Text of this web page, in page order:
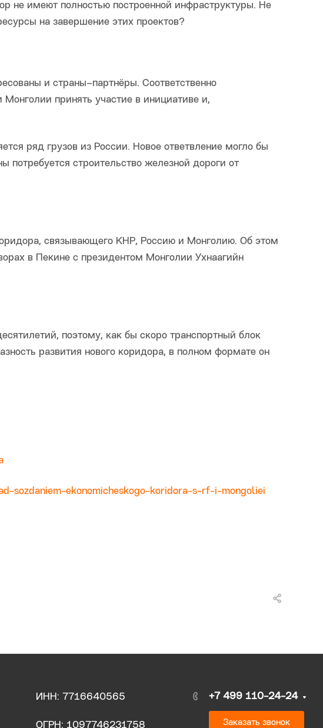
не имеют полностью построенной инфраструктуры. Не
на завершение этих проектов?
и страны–партнёры. Соответственно
принять участие в инициативе и,
ряд грузов из России. Новое ответвление могло бы
потребуется строительство железной дороги от
связывающего КНР, Россию и Монголию. Об этом
в Пекине с президентом Монголии Ухнаагийн
поэтому, как бы скоро транспортный блок
развития нового коридора, в полном формате он
ekonomicheskogo-koridora-s-rf-i-mongoliei
ИНН: 7716640565
ОГРН: 1097746231758
+7 499 110-24-24
Заказать звонок